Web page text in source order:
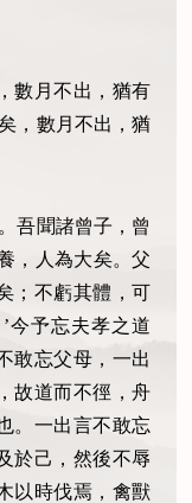
數月不出，猶有
，數月不出，猶
吾聞諸曾子，曾
，人為大矣。父
；不虧其體，可
今予忘夫孝之道
敢忘父母，一出
故道而不徑，舟
。一出言不敢忘
於己，然後不辱
以時伐焉，禽獸